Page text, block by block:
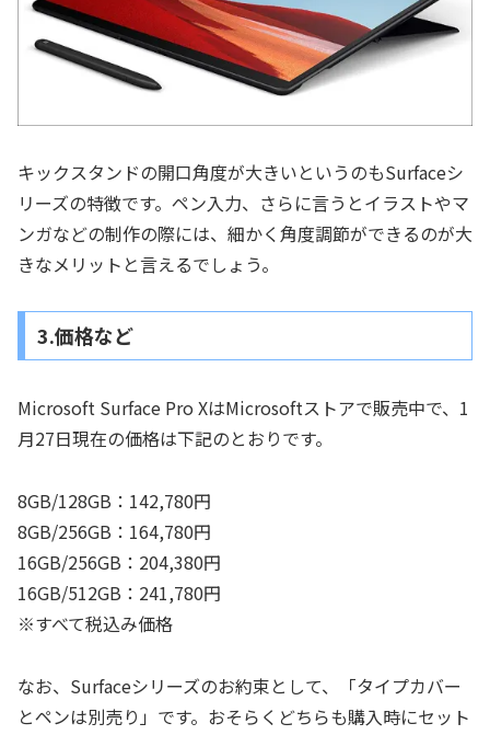
キックスタンドの開口角度が大きいというのもSurfaceシ
リーズの特徴です。ペン入力、さらに言うとイラストやマ
ンガなどの制作の際には、細かく角度調節ができるのが大
きなメリットと言えるでしょう。
3.価格など
Microsoft Surface Pro XはMicrosoftストアで販売中で、1
月27日現在の価格は下記のとおりです。
8GB/128GB：142,780円
8GB/256GB：164,780円
16GB/256GB：204,380円
16GB/512GB：241,780円
※すべて税込み価格
なお、Surfaceシリーズのお約束として、「タイプカバー
とペンは別売り」です。おそらくどちらも購入時にセット